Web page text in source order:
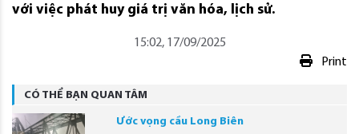
với việc phát huy giá trị văn hóa, lịch sử.
15:02, 17/09/2025
Print
CÓ THỂ BẠN QUAN TÂM
Ước vọng cầu Long Biên